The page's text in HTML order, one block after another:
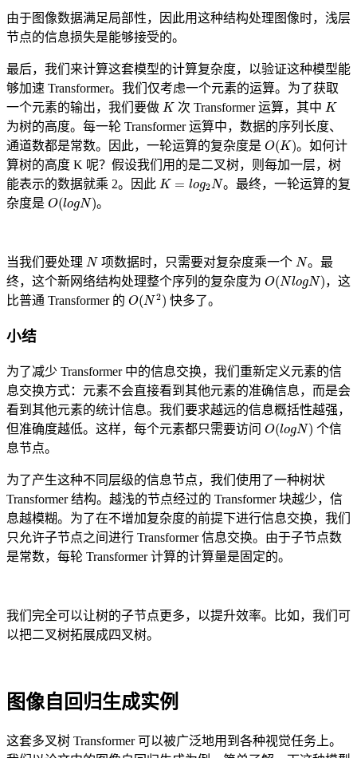
由于图像数据满足局部性，因此用这种结构处理图像时，浅层
节点的信息损失是能够接受的。
最后，我们来计算这套模型的计算复杂度，以验证这种模型能
够加速 Transformer。我们仅考虑一个元素的运算。为了获取
一个元素的输出，我们要做 K次 Transformer 运算，其中 K
为树的高度。每一轮 Transformer 运算中，数据的序列长度、
通道数都是常数。因此，一轮运算的复杂度是 O (K) 。如何计
算树的高度 K 呢？假设我们用的是二叉树，则每加一层，树
能表示的数据就乘 2。因此 K= g
。最终，一轮运算的复
杂度是 O(lo N)。
当我们要处理 N项数据时，只需要对复杂度乘一个 N。最
终，这个新网络结构处理整个序列的复杂度为 O(Nlo N) ，这
比普通 Transformer 的 O(N2) 快多了。
小结
为了减少 Transformer 中的信息交换，我们重新定义元素的信
息交换方式：元素不会直接看到其他元素的准确信息，而是会
看到其他元素的统计信息。我们要求越远的信息概括性越强，
但准确度越低。这样，每个元素都只需要访问 O (lo N) 个信
息节点。
为了产生这种不同层级的信息节点，我们使用了一种树状
Transformer 结构。越浅的节点经过的 Transformer 块越少，信
息越模糊。为了在不增加复杂度的前提下进行信息交换，我们
只允许子节点之间进行 Transformer 信息交换。由于子节点数
是常数，每轮 Transformer 计算的计算量是固定的。
我们完全可以让树的子节点更多，以提升效率。比如，我们可
以把二叉树拓展成四叉树。
图像自回归生成实例
这套多叉树 Transformer 可以被广泛地用到各种视觉任务上。